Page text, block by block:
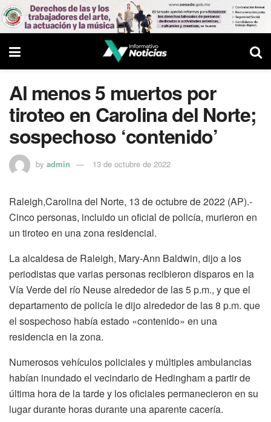
Al menos 5 muertos por
tiroteo en Carolina del Norte;
sospechoso ‘contenido’
by admin 13 de octubre de 2022
Raleigh,Carolina del Norte, 13 de octubre de 2022 (AP).-
Cinco personas, incluido un oficial de policía, murieron en
un tiroteo en una zona residencial.
La alcaldesa de Raleigh, Mary-Ann Baldwin, dijo a los
periodistas que varias personas recibieron disparos en la
Vía Verde del río Neuse alrededor de las 5 p.m., y que el
departamento de policía le dijo alrededor de las 8 p.m. que
el sospechoso había estado «contenido» en una
residencia en la zona.
Numerosos vehículos policiales y múltiples ambulancias
habían inundado el vecindario de Hedingham a partir de
última hora de la tarde y los oficiales permanecieron en su
lugar durante horas durante una aparente cacería.